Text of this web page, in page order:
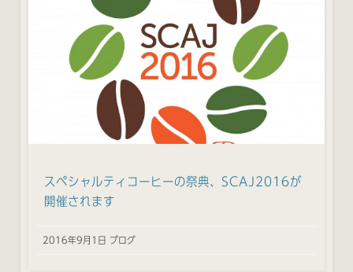
スペシャルティコーヒーの祭典、SCAJ2016が
開催されます
2016年9月1日 ブログ